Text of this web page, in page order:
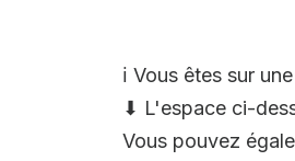
ℹ️ Vous êtes sur
⬇ L'espace ci-
Vous pouvez